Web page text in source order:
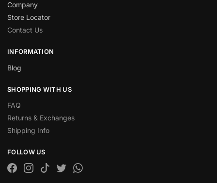
Company
Store Locator
Contact Us
INFORMATION
Blog
SHOPPING WITH US
FAQ
Returns & Exchanges
Shipping Info
FOLLOW US